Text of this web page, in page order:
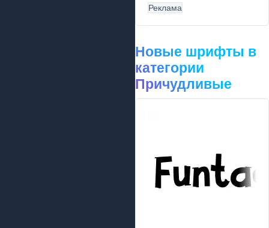
Реклама
Новые шрифты в
категории
Причудливые